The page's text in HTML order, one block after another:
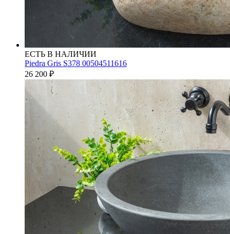
ЕСТЬ В НАЛИЧИИ
Piedra Gris S378 00504511616
26 200 ₽